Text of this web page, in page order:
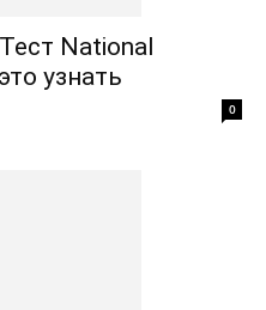
National
узнать
0